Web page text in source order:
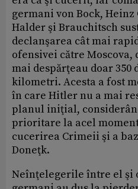
germani von Bock, Heinz
Halder şi Brauchitsch
declanşarea cât mai
ofensivei către Moscova,
mai despărţeau doar 350
kilometri. Acesta a fost
în care Hitler nu a mai
planul iniţial,
prioritare la acel
cucerirea Crimeii şi a
Doneţk.
Neînţelegerile între el şi